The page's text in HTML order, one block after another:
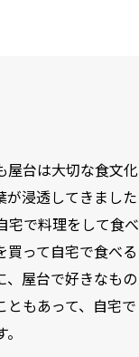
屋台は大切な食文化
が浸透してきました
宅で料理をして食べ
買って自宅で食べる
、屋台で好きなもの
ともあって、自宅で